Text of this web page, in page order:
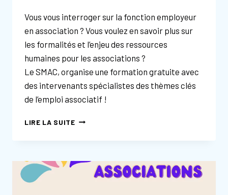
Vous vous interroger sur la fonction employeur
en association ? Vous voulez en savoir plus sur
les formalités et l’enjeu des ressources
humaines pour les associations ?
Le SMAC, organise une formation gratuite avec
des intervenants spécialistes des thèmes clés
de l’emploi associatif !
LIRE LA SUITE FORMATION
: